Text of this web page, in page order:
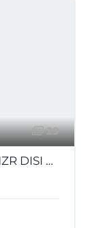
29
MAZDA MAZDA 3 Mazda3 2.3 MZR DISI Turbo - 260 2009 BERLINE MPS PHASE 1